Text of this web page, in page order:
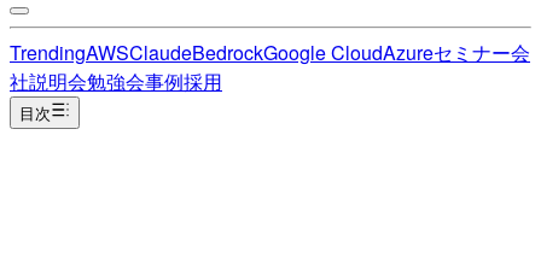
TrendingAWSClaudeBedrockGoogle CloudAzureセミナー会
社説明会勉強会事例採用
目次